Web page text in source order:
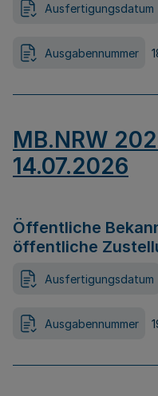
Ausfertigungsdatum
Ausgabennummer
MB.NRW
14.07.2026
Öffentliche
öffentliche
Ausfertigungsdatum
Ausgabennummer